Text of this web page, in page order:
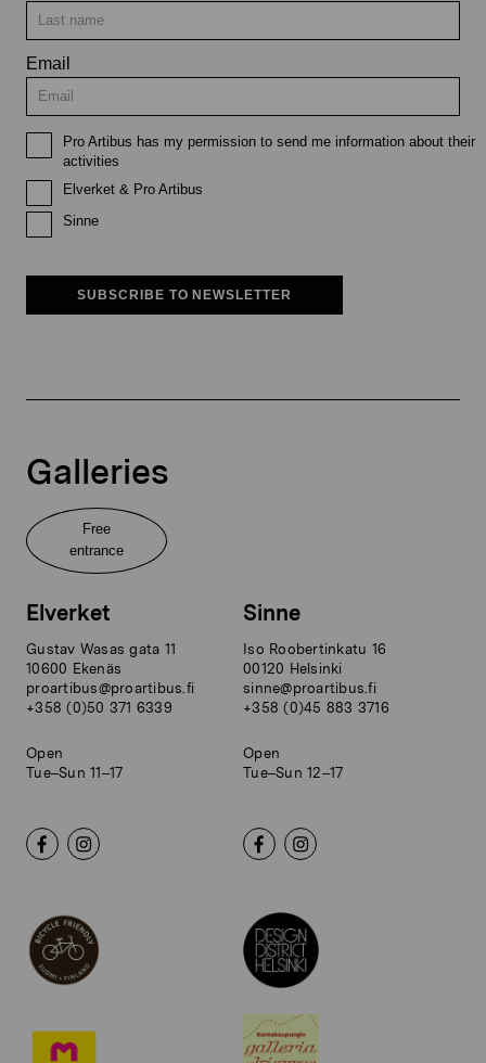
Email
Pro Artibus has my permission to send me information about their
activities
Elverket & Pro Artibus
Sinne
SUBSCRIBE TO NEWSLETTER
Galleries
Free
entrance
Elverket
Gustav Wasas gata 11
10600 Ekenäs
proartibus@proartibus.fi
+358 (0)50 371 6339
Open
Tue–Sun 11–17
Sinne
Iso Roobertinkatu 16
00120 Helsinki
sinne@proartibus.fi
+358 (0)45 883 3716
Open
Tue–Sun 12–17